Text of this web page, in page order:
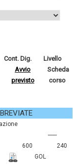
Cont. Dig.
Livello
Avvio
previsto
Scheda
corso
------
600
240
GOL